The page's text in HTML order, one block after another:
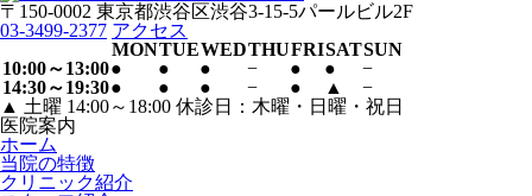
〒150-0002 東京都渋谷区渋谷3-15-5パールビル2F
03-3499-2377 アクセス
MONTUEWEDTHUFRISATSUN
▲ 土曜 14:00～18:00 休診日：木曜・日曜・祝日
10:00～13:00● ● ● − ● ●
−
14:30～19:30● ● ● − ● ▲
−
医院案内
ホーム
当院の特徴
クリニック紹介